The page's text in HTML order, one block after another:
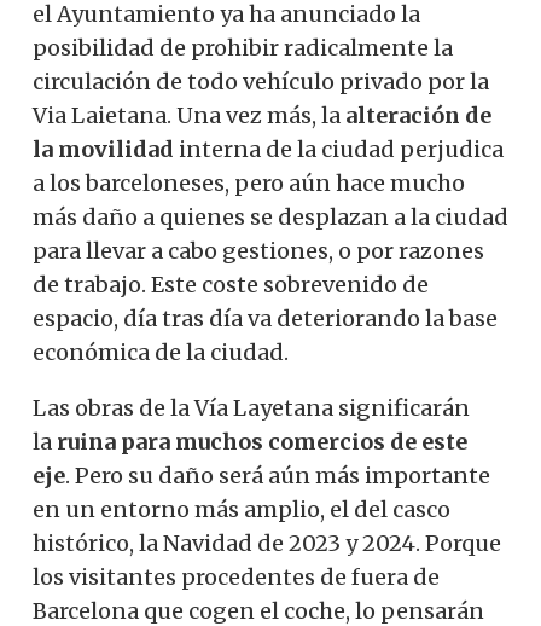
el Ayuntamiento ya ha anunciado la
posibilidad de prohibir radicalmente la
circulación de todo vehículo privado por la
Via Laietana. Una vez más, la alteración de
la movilidad interna de la ciudad perjudica
a los barceloneses, pero aún hace mucho
más daño a quienes se desplazan a la ciudad
para llevar a cabo gestiones, o por razones
de trabajo. Este coste sobrevenido de
espacio, día tras día va deteriorando la base
económica de la ciudad.
Las obras de la Vía Layetana significarán
la ruina para muchos comercios de este
eje. Pero su daño será aún más importante
en un entorno más amplio, el del casco
histórico, la Navidad de 2023 y 2024. Porque
los visitantes procedentes de fuera de
Barcelona que cogen el coche, lo pensarán